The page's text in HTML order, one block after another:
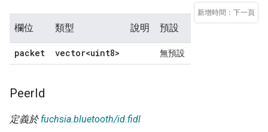
新增時間：下一頁
欄位 類型 說明 預設
packet vector<uint8> 無預設
Peer Id
定義於 fuchsia.bluetooth/id.fidl